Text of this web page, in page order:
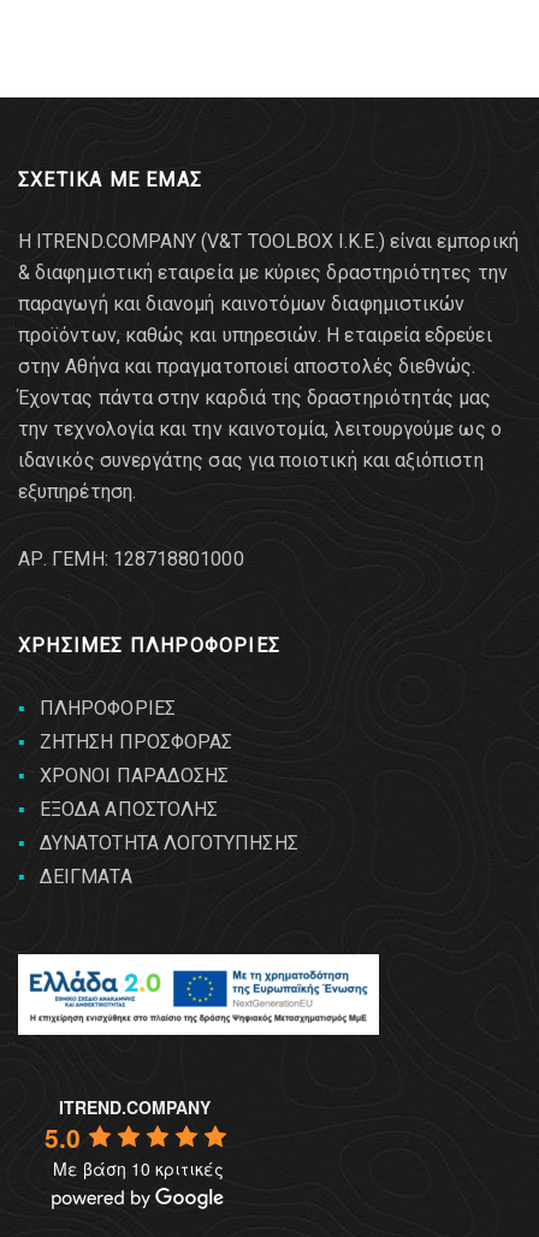
ΣΧΕΤΙΚΑ ΜΕ ΕΜΑΣ
Η ITREND.COMPANY (V&T TOOLBOX Ι.Κ.Ε.) είναι εμπορική
& διαφημιστική εταιρεία με κύριες δραστηριότητες την
παραγωγή και διανομή καινοτόμων διαφημιστικών
προϊόντων, καθώς και υπηρεσιών. Η εταιρεία εδρεύει
στην Αθήνα και πραγματοποιεί αποστολές διεθνώς.
Έχοντας πάντα στην καρδιά της δραστηριότητάς μας
την τεχνολογία και την καινοτομία, λειτουργούμε ως ο
ιδανικός συνεργάτης σας για ποιοτική και αξιόπιστη
εξυπηρέτηση.
AΡ. ΓΕΜΗ: 128718801000
ΧΡΗΣΙΜΕΣ ΠΛΗΡΟΦΟΡΙΕΣ
ΠΛΗΡΟΦΟΡΙΕΣ
ΖΗΤΗΣΗ ΠΡΟΣΦΟΡΑΣ
ΧΡΟΝΟΙ ΠΑΡΑΔΟΣΗΣ
ΕΞΟΔΑ ΑΠΟΣΤΟΛΗΣ
ΔΥΝΑΤΟΤΗΤΑ ΛΟΓΟΤΥΠΗΣΗΣ
ΔΕΙΓΜΑΤΑ
ITREND.COMPANY
5.0
Με βάση 10 κριτικές